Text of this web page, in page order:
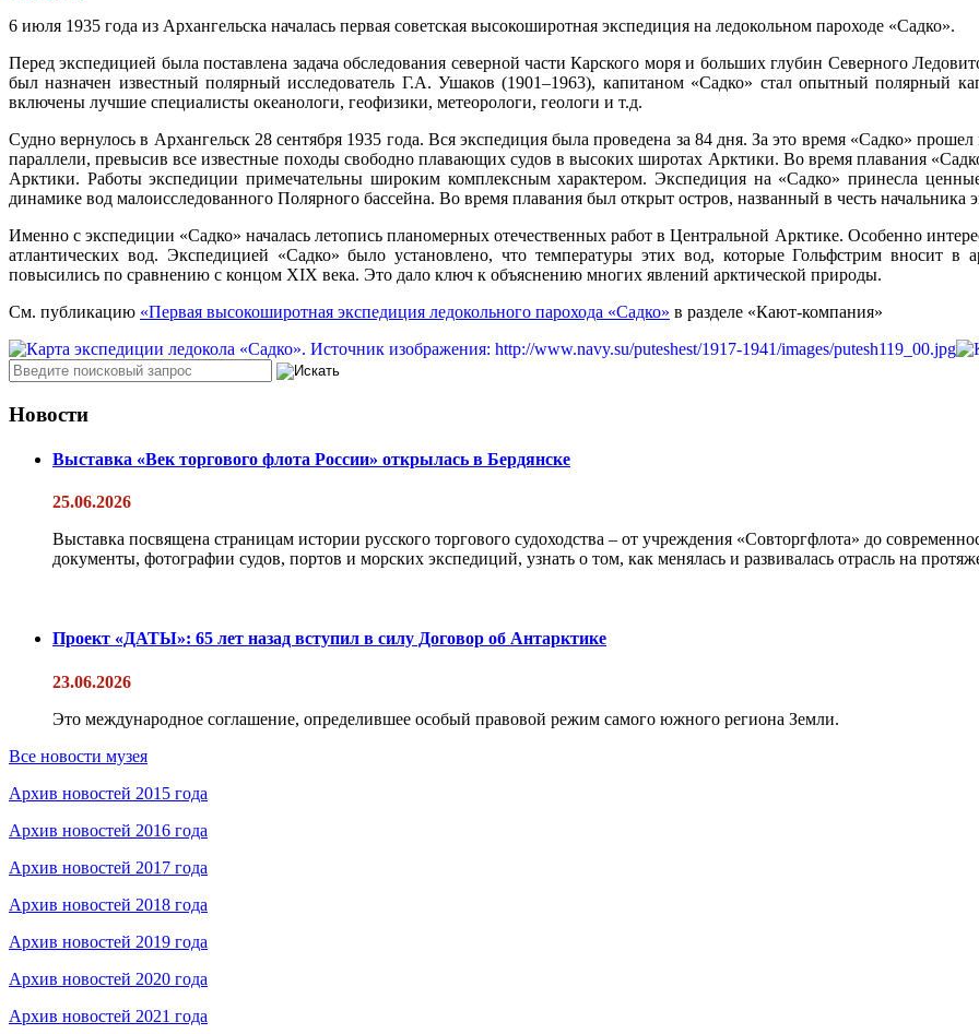
6 июля 1935 года из Архангельска началась первая советская высокоширотная экспедиция на ледокольном пароходе «Садко».
Перед экспедицией была поставлена задача обследования северной части Карского моря и больших глубин Северного
был назначен известный полярный исследователь Г.А. Ушаков (1901–1963), капитаном «Садко» стал опытный полярный
включены лучшие специалисты океанологи, геофизики, метеорологи, геологи и т.д.
Судно вернулось в Архангельск 28 сентября 1935 года. Вся экспедиция была проведена за 84 дня. За это время «Садко»
параллели, превысив все известные походы свободно плавающих судов в высоких широтах Арктики. Во время плавания
Арктики. Работы экспедиции примечательны широким комплексным характером. Экспедиция на «Садко» принесла
динамике вод малоисследованного Полярного бассейна. Во время плавания был открыт остров, названный в честь
Именно с экспедиции «Садко» началась летопись планомерных отечественных работ в Центральной Арктике. Особенно
атлантических вод. Экспедицией «Садко» было установлено, что температуры этих вод, которые Гольфстрим вносит в
повысились по сравнению с концом XIX века. Это дало ключ к объяснению многих явлений арктической природы.
См. публикацию «Первая высокоширотная экспедиция ледокольного парохода «Садко» в разделе «Кают-компания»
Новости
Выставка «Век торгового флота России» открылась в Бердянске
25.06.2026
Выставка посвящена страницам истории русского торгового судоходства – от учреждения «Совторгфлота» до
документы, фотографии судов, портов и морских экспедиций, узнать о том, как менялась и развивалась отрасль на
Проект «ДАТЫ»: 65 лет назад вступил в силу Договор об Антарктике
23.06.2026
Это международное соглашение, определившее особый правовой режим самого южного региона Земли.
Все новости музея
Архив новостей 2015 года
Архив новостей 2016 года
Архив новостей 2017 года
Архив новостей 2018 года
Архив новостей 2019 года
Архив новостей 2020 года
Архив новостей 2021 года